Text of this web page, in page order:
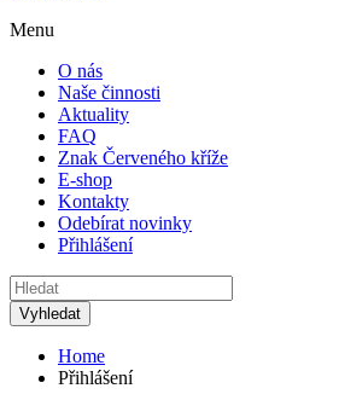
Menu
O nás
Naše činnosti
Aktuality
FAQ
Znak Červeného kříže
E-shop
Kontakty
Odebírat novinky
Přihlášení
Home
Přihlášení